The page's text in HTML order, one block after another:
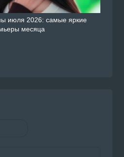
июля 2026: самые яркие
месяца